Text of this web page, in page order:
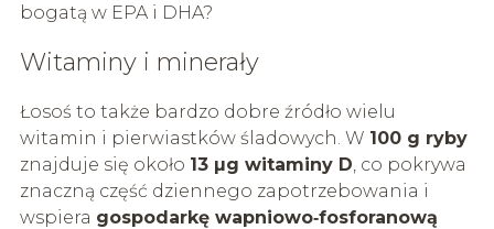
bogatą w EPA i DHA?
Witaminy i minerały
Łosoś to także bardzo dobre źródło wielu
witamin i pierwiastków śladowych. W 100 g ryby
znajduje się około 13 µg witaminy D, co pokrywa
znaczną część dziennego zapotrzebowania i
wspiera gospodarkę wapniowo‑fosforanową